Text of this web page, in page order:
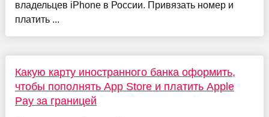
владельцев iPhone в России. Привязать номер и
платить ...
Какую карту иностранного банка оформить,
чтобы пополнять App Store и платить Apple
Pay за границей